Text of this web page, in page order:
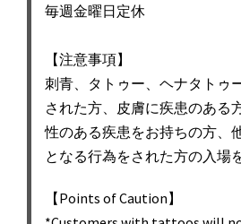
毎週金曜日定休
【注意事項】
刺青、タトゥー、ヘナタトゥ
された方、皮膚に疾患のある
性のある疾患をお持ちの方、
となる行為をされた方の入場
【Points of Caution】